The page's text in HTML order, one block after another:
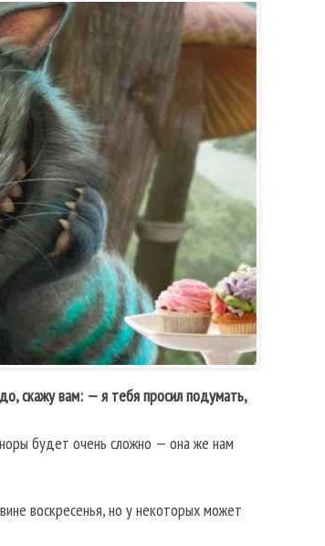
скажу вам: — я тебя просил подумать,
будет очень сложно — она же нам
воскресенья, но у некоторых может